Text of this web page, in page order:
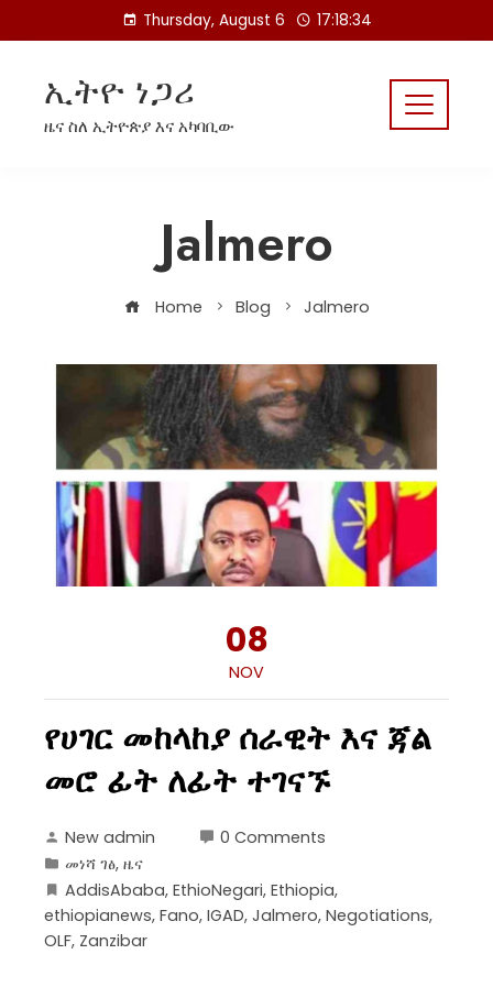
to
Thursday, August 6 17:18:34
ኢትዮ ነጋሪ
ዜና ስለ ኢትዮጵያ እና አካባቢው
Jalmero
Home Blog Jalmero
08
NOV
የሀገር መከላከያ ሰራዊት እና ጃል
መሮ ፊት ለፊት ተገናኙ
New admin
0 Comments
መነሻ ገፅ, ዜና
AddisAbaba, EthioNegari, Ethiopia,
ethiopianews, Fano, IGAD, Jalmero, Negotiations,
OLF, Zanzibar